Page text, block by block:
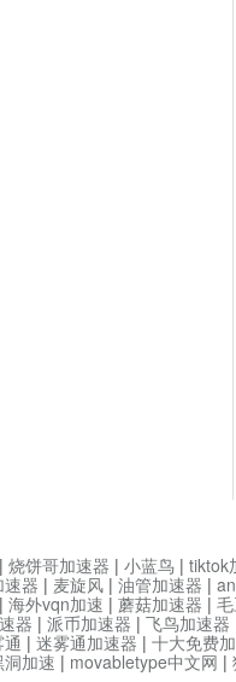
| 烧饼哥加速器 | 小蓝鸟 | tiktok
器 | 麦旋风 | 油管加速器 |
| 海外vqn加速 | 蘑菇加速器 |
器 | 派币加速器 | 飞鸟加速器
| 迷雾通加速器 | 十大免费
洞加速 | movabletype中文网 |